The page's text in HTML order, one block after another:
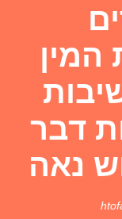
המין
דבר
נאה